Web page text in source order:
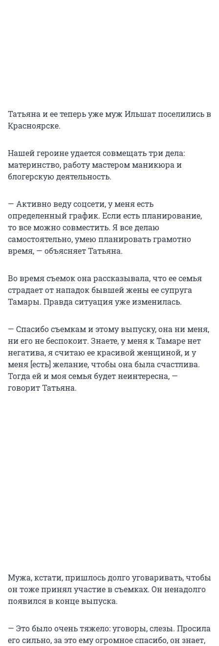
Татьяна и ее теперь уже муж Ильшат поселились в
Красноярске.
Нашей героине удается совмещать три дела:
материнство, работу мастером маникюра и
блогерскую деятельность.
— Активно веду соцсети, у меня есть
определенный график. Если есть планирование,
то все можно совместить. Я все делаю
самостоятельно, умею планировать грамотно
время, — объясняет Татьяна.
Во время съемок она рассказывала, что ее семья
страдает от нападок бывшей жены ее супруга
Тамары. Правда ситуация уже изменилась.
— Спасибо съемкам и этому выпуску, она ни меня,
ни его не беспокоит. Знаете, у меня к Тамаре нет
негатива, я считаю ее красивой женщиной, и у
меня [есть] желание, чтобы она была счастлива.
Тогда ей и моя семья будет неинтересна, —
говорит Татьяна.
Мужа, кстати, пришлось долго уговаривать, чтобы
он тоже принял участие в съемках. Он ненадолго
появился в конце выпуска.
— Это было очень тяжело: уговоры, слезы. Просила
его сильно, за это ему огромное спасибо, он знает,